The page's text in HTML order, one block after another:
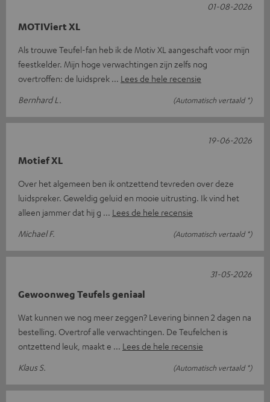
MOTIViert XL
Als trouwe Teufel-fan heb ik de Motiv XL aangeschaft voor mijn
feestkelder. Mijn hoge verwachtingen zijn zelfs nog
overtroffen: de luidsprek
Lees de hele recensie
Bernhard L.
(Automatisch vertaald *)
01-08-2026
Motief XL
Over het algemeen ben ik ontzettend tevreden over deze
luidspreker. Geweldig geluid en mooie uitrusting. Ik vind het
alleen jammer dat hij g
Lees de hele recensie
Michael F.
(Automatisch vertaald *)
19-06-2026
Gewoonweg Teufels geniaal
Wat kunnen we nog meer zeggen? Levering binnen 2 dagen na
bestelling. Overtrof alle verwachtingen. De Teufelchen is
ontzettend leuk, maakt e
Lees de hele recensie
Klaus S.
(Automatisch vertaald *)
31-05-2026